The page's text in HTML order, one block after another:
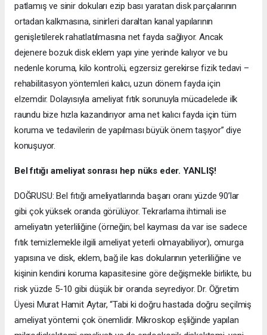
patlamış ve sinir dokuları ezip bası yaratan disk parçalarının
ortadan kalkmasına, sinirleri daraltan kanal yapılarının
genişletilerek rahatlatılmasına net fayda sağlıyor. Ancak
dejenere bozuk disk eklem yapı yine yerinde kalıyor ve bu
nedenle koruma, kilo kontrolü, egzersiz gerekirse fizik tedavi –
rehabilitasyon yöntemleri kalıcı, uzun dönem fayda için
elzemdir. Dolayısıyla ameliyat fıtık sorunuyla mücadelede ilk
raundu bize hızla kazandırıyor ama net kalıcı fayda için tüm
koruma ve tedavilerin de yapılması büyük önem taşıyor” diye
konuşuyor.
Bel fıtığı ameliyat sonrası hep nüks eder. YANLIŞ!
DOĞRUSU: Bel fıtığı ameliyatlarında başarı oranı yüzde 90’lar
gibi çok yüksek oranda görülüyor. Tekrarlama ihtimali ise
ameliyatın yeterliliğine (örneğin; bel kayması da var ise sadece
fıtık temizlemekle ilgili ameliyat yeterli olmayabiliyor), omurga
yapısına ve disk, eklem, bağ ile kas dokularının yeterliliğine ve
kişinin kendini koruma kapasitesine göre değişmekle birlikte, bu
risk yüzde 5-10 gibi düşük bir oranda seyrediyor. Dr. Öğretim
Üyesi Murat Hamit Aytar, “Tabi ki doğru hastada doğru seçilmiş
ameliyat yöntemi çok önemlidir. Mikroskop eşliğinde yapılan